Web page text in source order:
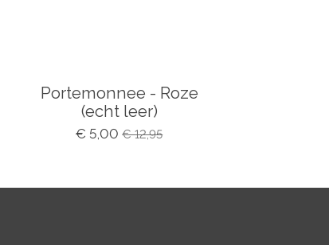
Portemonnee - Roze
(echt leer)
€ 5,00 € 12,95